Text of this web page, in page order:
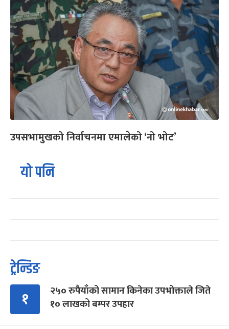
उपसभामुखको निर्वाचनमा एमालेको ‘नो भोट’
यो पनि
ट्रेन्डिङ
१
२५० रुपैयाँको सामान किनेका उपभोक्ताले जिते
१० लाखको बम्पर उपहार